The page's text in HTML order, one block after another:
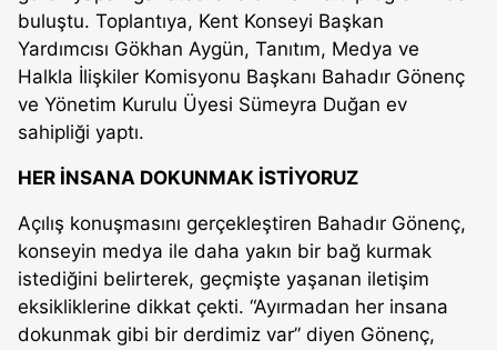
buluştu. Toplantıya, Kent Konseyi Başkan
Yardımcısı Gökhan Aygün, Tanıtım, Medya ve
Halkla İlişkiler Komisyonu Başkanı Bahadır Gönenç
ve Yönetim Kurulu Üyesi Sümeyra Duğan ev
sahipliği yaptı.
HER İNSANA DOKUNMAK İSTİYORUZ
Açılış konuşmasını gerçekleştiren Bahadır Gönenç,
konseyin medya ile daha yakın bir bağ kurmak
istediğini belirterek, geçmişte yaşanan iletişim
eksikliklerine dikkat çekti. “Ayırmadan her insana
dokunmak gibi bir derdimiz var” diyen Gönenç,